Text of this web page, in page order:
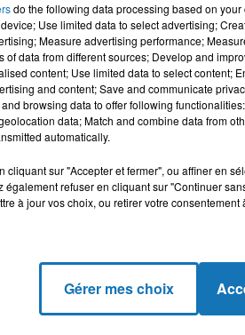
do the following data processing based on
Use limited data to select advertising;
Measure advertising performance;
of data from different sources; Develop and
content; Use limited data to select content;
and content; Save and communicate
browsing data to offer following
data; Match and combine data from
automatically.
cliquant sur "Accepter et fermer", ou affiner en
également refuser en cliquant sur "Continuer
à jour vos choix, ou retirer votre
Gérer mes choix